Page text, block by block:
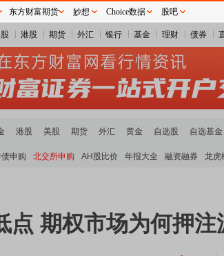
港股 期货 外汇 银行 基金 理财 债券
港股 美股 期货 外汇 黄金 自选股 自选基金
申购 北交所申购 AH股比价 年报大全 融资融券 龙虎
点 期权市场为何押注
东方财富期货 妙想 Choice数据 股吧